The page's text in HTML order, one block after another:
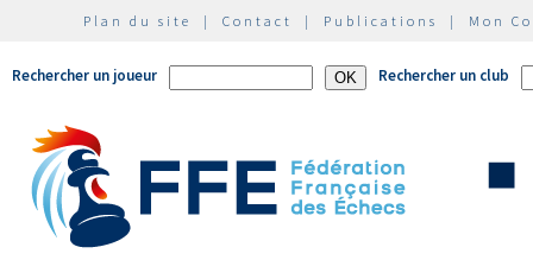
Plan du site | Contact | Publications | Mon
Rechercher un joueur Rechercher un club